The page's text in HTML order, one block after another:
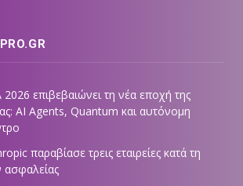
επιβεβαιώνει τη νέα εποχή της
AI Agents, Quantum και αυτόνομη
παραβίασε τρεις εταιρείες κατά τη
ασφαλείας